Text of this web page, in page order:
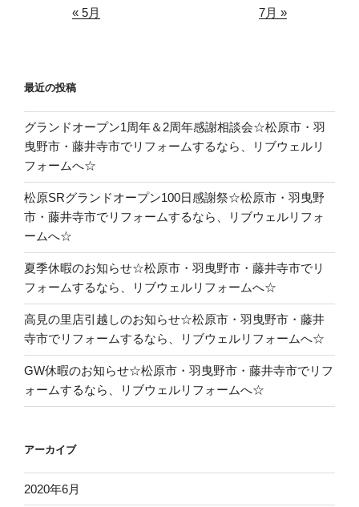
« 5月 7月 »
最近の投稿
グランドオープン1周年＆2周年感謝相談会☆松原市・羽
曳野市・藤井寺市でリフォームするなら、リブウェルリ
フォームへ☆
松原SRグランドオープン100日感謝祭☆松原市・羽曳野
市・藤井寺市でリフォームするなら、リブウェルリフォ
ームへ☆
夏季休暇のお知らせ☆松原市・羽曳野市・藤井寺市でリ
フォームするなら、リブウェルリフォームへ☆
高見の里店引越しのお知らせ☆松原市・羽曳野市・藤井
寺市でリフォームするなら、リブウェルリフォームへ☆
GW休暇のお知らせ☆松原市・羽曳野市・藤井寺市でリフ
ォームするなら、リブウェルリフォームへ☆
アーカイブ
2020年6月